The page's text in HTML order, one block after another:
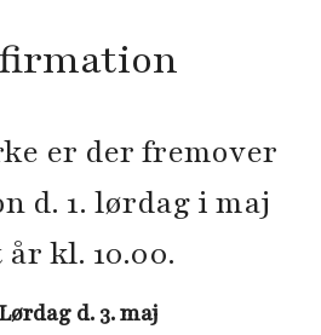
er der fremover
d. 1. lørdag i maj
kl. 10.00.
d. 3. maj